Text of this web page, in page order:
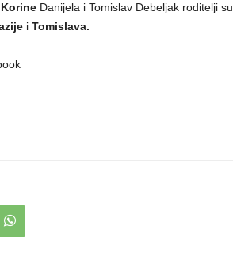
KorineDanijela i Tomislav Debeljak roditelji su
iTomislava.